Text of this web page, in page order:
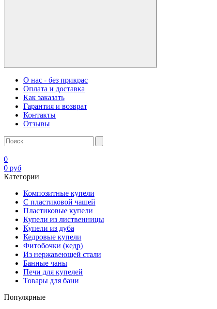
О нас - без прикрас
Оплата и доставка
Как заказать
Гарантия и возврат
Контакты
Отзывы
0
0 руб
Категории
Композитные купели
С пластиковой чашей
Пластиковые купели
Купели из лиственницы
Купели из дуба
Кедровые купели
Фитобочки (кедр)
Из нержавеющей стали
Банные чаны
Печи для купелей
Товары для бани
Популярные